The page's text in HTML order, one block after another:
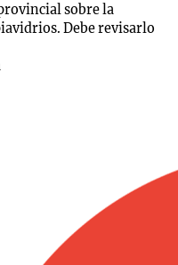
sobre la
Debe revisarlo